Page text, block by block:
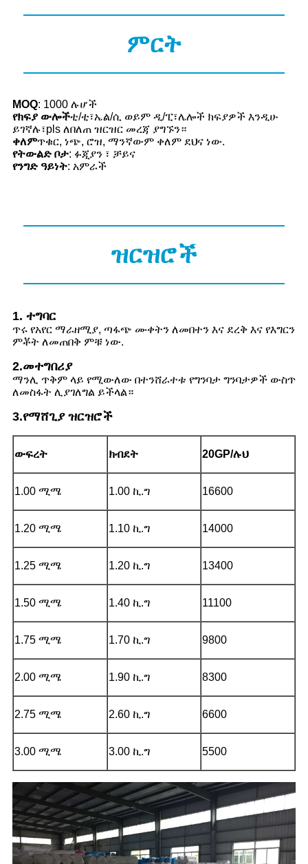
ምርት
MOQ: 1000 ሉሆች
የክፍያ ውሎችቲ/ቲ፣ኤል/ሲ ወይም ዲ/ፒ፣ሌሎች ክፍያዎች እንዲሁ
ይገኛሉ፣pls ለበለጠ ዝርዝር መረጃ ያግኙን።
ቀለምጥቁር, ነጭ, ሮዝ, ማንኛውም ቀለም ደህና ነው.
የትውልድ ቦታ: ፉጂያን ፣ ቻይና
የንግድ ዓይነት: አምራች
ዝርዝሮች
1. ተግባር
ጥሩ የአየር ማራዘሚያ, ጣፋጭ ሙቀትን ለመበተን እና ደረቅ እና የእግርን
ምቾት ለመጠበቅ ምቹ ነው.
2.መተግበሪያ
ማንሊ ጥቅም ላይ የሚውለው በተንሸራተቱ የግንባታ ግንባታዎች ውስጥ
ለመስፋት ሊያገለግል ይችላል።
3.የማሸጊያ ዝርዝሮች
ውፍረት ክብደት 20GP/ሉህ
1.00 ሚሜ 1.00 ኪ.ግ 16600
1.20 ሚሜ 1.10 ኪ.ግ 14000
1.25 ሚሜ 1.20 ኪ.ግ 13400
1.50 ሚሜ 1.40 ኪ.ግ 11100
1.75 ሚሜ 1.70 ኪ.ግ 9800
2.00 ሚሜ 1.90 ኪ.ግ 8300
2.75 ሚሜ 2.60 ኪ.ግ 6600
3.00 ሚሜ 3.00 ኪ.ግ 5500